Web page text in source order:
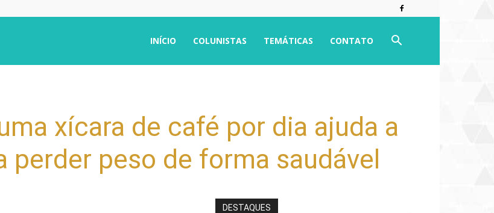
INÍCIO COLUNISTAS TEMÁTICAS CONTATO
xícara de café por dia ajuda a
perder peso de forma saudável
DESTAQUES